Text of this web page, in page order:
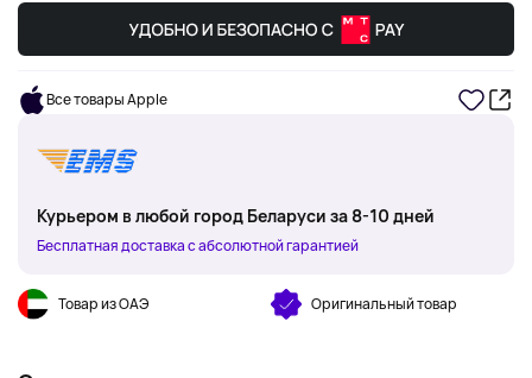
Все товары Apple
Курьером в любой город Беларуси за 8-10 дней
Бесплатная доставка с абсолютной гарантией
Товар из ОАЭ Оригинальный товар